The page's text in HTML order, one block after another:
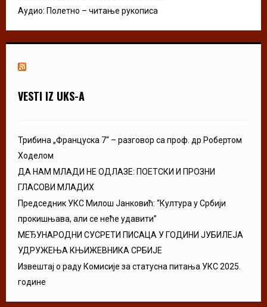
Аудио: Полетно – читање рукописа
VESTI IZ UKS-A
Трибина „Француска 7“ – разговор са проф. др Робертом
Ходелом
ДА НАМ МЛАДИ НЕ ОДЛАЗЕ: ПОЕТСКИ И ПРОЗНИ
ГЛАСОВИ МЛАДИХ
Председник УКС Милош Јанковић: “Култура у Србији
прокишњава, али се неће удавити”
МЕЂУНАРОДНИ СУСРЕТИ ПИСАЦА У ГОДИНИ ЈУБИЛЕЈА
УДРУЖЕЊА КЊИЖЕВНИКА СРБИЈЕ
Извештај о раду Комисије за статусна питања УКС 2025.
године